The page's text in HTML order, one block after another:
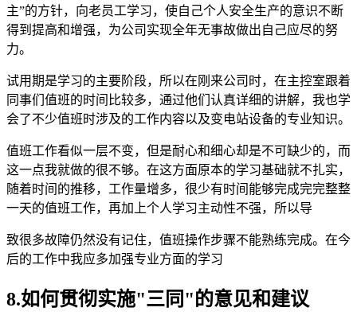
主”的方针，向老员工学习，使自己个人安全生产的意识不断
得到提高和增强，为公司实现全年无事故做出自己应尽的努
力。
试用期是学习的主要阶段，所以在刚来公司时，在主控室跟着
同事们值班的时间比较多，通过他们认真详细的讲解，我也学
会了不少值班时涉及的工作内容以及变电站设备的专业知识。
值班工作看似一层不变，但是耐心和细心却是不可缺少的，而
这一点我就做的很不够。在这方面原本的学习基础就不扎实，
随着时间的推移，工作量增多，很少有时间能够完成完完整整
一天的值班工作，再加上个人学习主动性不强，所以导
致很多故障仍然没有记住，值班操作步骤不能熟练完成。在今
后的工作中我应多加强专业方面的学习
8.如何贯彻实施"三同"的意见和建议